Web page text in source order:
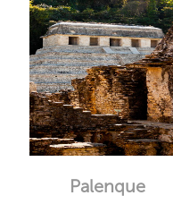
Palenque